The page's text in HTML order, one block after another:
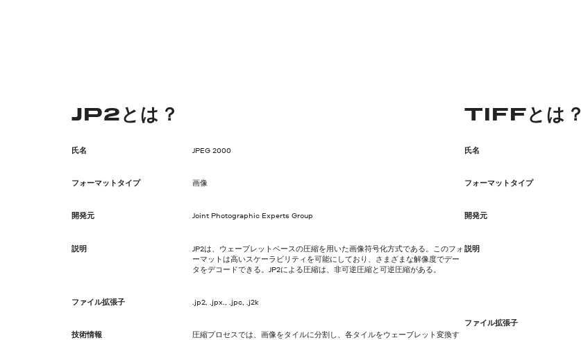
JP2とは？
氏名 JPEG 2000
フォーマットタイプ 画像
開発元 Joint Photographic Experts Group
説明
JP2は、ウェーブレットベースの圧縮を用いた画像符号化方式である。このフォ
ーマットは高いスケーラビリティを可能にしており、さまざまな解像度でデー
タをデコードできる。JP2による圧縮は、非可逆圧縮と可逆圧縮がある。
ファイル拡張子 .jp2, .jpx., .jpc, .j2k
技術情報
圧縮プロセスでは、画像をタイルに分割し、各タイルをウェーブレット変換す
TIFFとは？
氏名
フォーマットタイプ
開発元
説明
ファイル拡張子